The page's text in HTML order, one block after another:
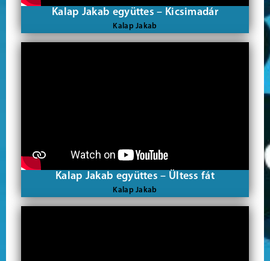
Kalap Jakab együttes – Kicsimadár
Kalap Jakab
Kalap Jakab együttes – Ültess fát
Kalap Jakab